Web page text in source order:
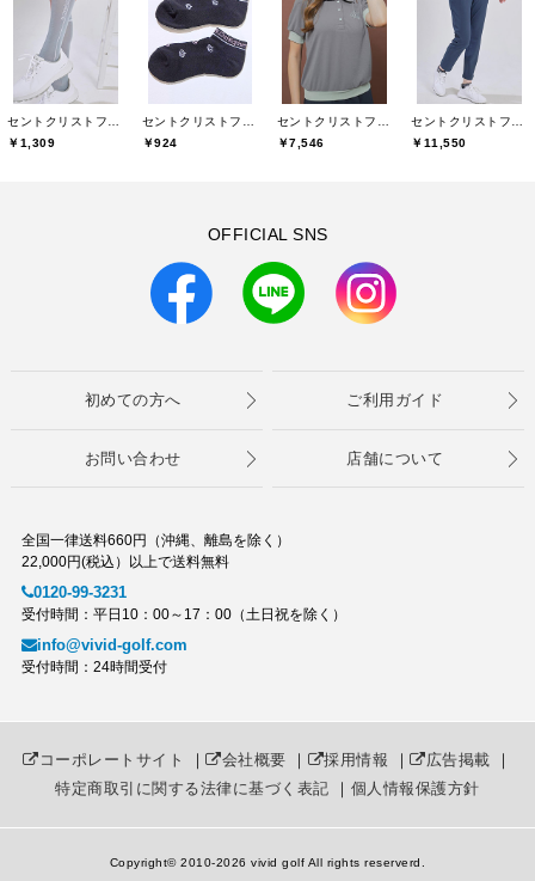
￥1,309
￥924
￥7,546
￥11,550
OFFICIAL SNS
初めての方へ ご利用ガイド
お問い合わせ 店舗について
全国一律送料660円（沖縄、離島を除く）
22,000円(税込）以上で送料無料
0120-99-3231
受付時間：平日10：00～17：00（土日祝を除く）
info@vivid-golf.com
受付時間：24時間受付
コーポレートサイト ｜ 会社概要 ｜ 採用情報 ｜ 広告掲載 ｜
特定商取引に関する法律に基づく表記 ｜ 個人情報保護方針
Copyright© 2010-2026 vivid golf All rights reserverd.